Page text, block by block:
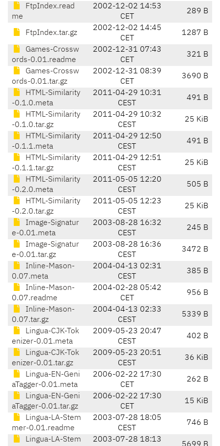
FtpIndex.read
me
2002-12-02 14:53
CET
289 B
FtpIndex.tar.gz
2002-12-02 14:45
CET
1287 B
Games-Crossw
ords-0.01.readme
2002-12-31 07:43
CET
321 B
Games-Crossw
ords-0.01.tar.gz
2002-12-31 08:39
CET
3690 B
HTML-Similarity
-0.1.0.meta
2011-04-29 10:31
CEST
491 B
HTML-Similarity
-0.1.0.tar.gz
2011-04-29 10:32
CEST
25 KiB
HTML-Similarity
-0.1.1.meta
2011-04-29 12:50
CEST
491 B
HTML-Similarity
-0.1.1.tar.gz
2011-04-29 12:51
CEST
25 KiB
HTML-Similarity
-0.2.0.meta
2011-05-05 12:20
CEST
505 B
HTML-Similarity
-0.2.0.tar.gz
2011-05-05 12:23
CEST
25 KiB
Image-Signatur
e-0.01.meta
2003-08-28 16:32
CEST
245 B
Image-Signatur
e-0.01.tar.gz
2003-08-28 16:36
CEST
3472 B
Inline-Mason-
0.07.meta
2004-04-13 02:31
CEST
385 B
Inline-Mason-
0.07.readme
2004-02-28 05:42
CET
956 B
Inline-Mason-
0.07.tar.gz
2004-04-13 02:33
CEST
5339 B
Lingua-CJK-Tok
enizer-0.01.meta
2009-05-23 20:47
CEST
402 B
Lingua-CJK-Tok
enizer-0.01.tar.gz
2009-05-23 20:51
CEST
36 KiB
Lingua-EN-Geni
aTagger-0.01.meta
2006-02-22 17:30
CET
262 B
Lingua-EN-Geni
aTagger-0.01.tar.gz
2006-02-22 17:30
CET
15 KiB
Lingua-LA-Stem
mer-0.01.readme
2003-07-28 18:05
CEST
746 B
Lingua-LA-Stem 2003-07-28 18:13